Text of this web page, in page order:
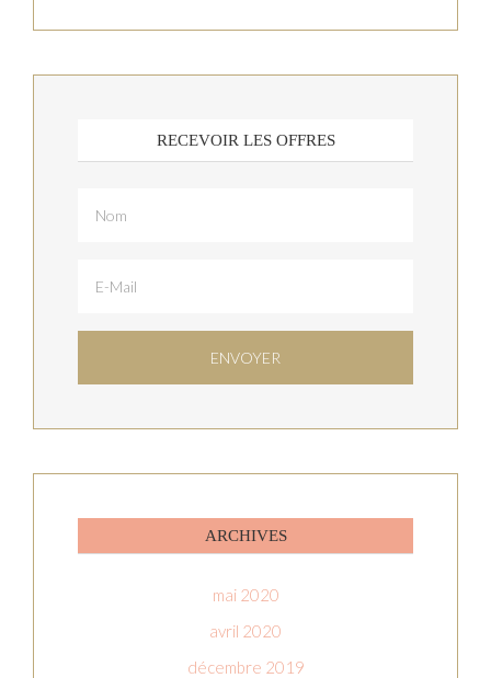
RECEVOIR LES OFFRES
ARCHIVES
mai 2020
avril 2020
décembre 2019